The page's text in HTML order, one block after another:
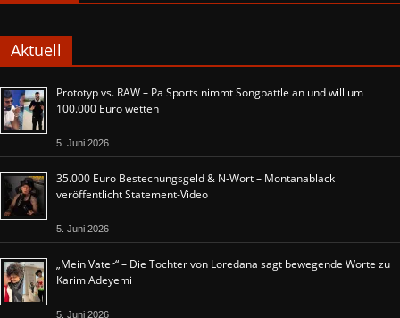
Aktuell
Prototyp vs. RAW – Pa Sports nimmt Songbattle an und will um
100.000 Euro wetten
5. Juni 2026
35.000 Euro Bestechungsgeld & N-Wort – Montanablack
veröffentlicht Statement-Video
5. Juni 2026
„Mein Vater“ – Die Tochter von Loredana sagt bewegende Worte zu
Karim Adeyemi
5. Juni 2026